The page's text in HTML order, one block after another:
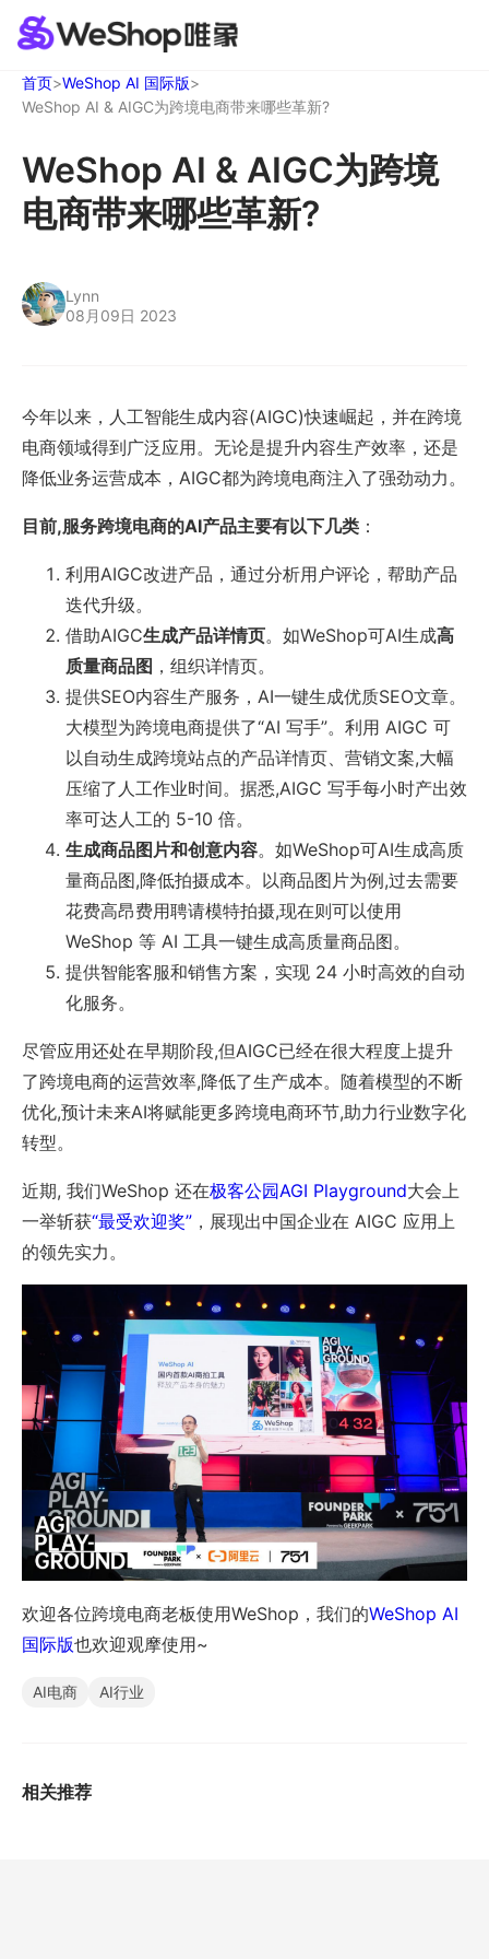
首页>WeShop AI 国际版>
WeShop AI & AIGC为跨境电商带来哪些革新?
WeShop AI & AIGC为跨境
电商带来哪些革新?
Lynn
08月09日 2023
今年以来，人工智能生成内容(AIGC)快速崛起，并在跨境
电商领域得到广泛应用。无论是提升内容生产效率，还是
降低业务运营成本，AIGC都为跨境电商注入了强劲动力。
目前,服务跨境电商的AI产品主要有以下几类 ：
利用AIGC改进产品，通过分析用户评论，帮助产品
迭代升级。
借助AIGC生成产品详情页。如WeShop可AI生成高
质量商品图 ，组织详情页。
提供SEO内容生产服务，AI一键生成优质SEO文章。
大模型为跨境电商提供了“AI 写手”。利用 AIGC 可
以自动生成跨境站点的产品详情页、营销文案,大幅
压缩了人工作业时间。据悉,AIGC 写手每小时产出效
率可达人工的 5-10 倍。
生成商品图片和创意内容。如WeShop可AI生成高质
量商品图,降低拍摄成本。以商品图片为例,过去需要
花费高昂费用聘请模特拍摄,现在则可以使用
WeShop 等 AI 工具一键生成高质量商品图。
提供智能客服和销售方案，实现 24 小时高效的自动
化服务。
尽管应用还处在早期阶段,但AIGC已经在很大程度上提升
了跨境电商的运营效率,降低了生产成本。随着模型的不断
优化,预计未来AI将赋能更多跨境电商环节,助力行业数字化
转型。
近期, 我们WeShop 还在极客公园AGI Playground大会上
一举斩获“最受欢迎奖” ，展现出中国企业在 AIGC 应用上
的领先实力。
欢迎各位跨境电商老板使用WeShop，我们的WeShop AI
国际版也欢迎观摩使用~
AI电商 AI行业
相关推荐